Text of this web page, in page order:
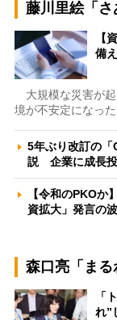
藤川里絵「さ
【
備
大規模な災害が起
境が不安定になっ
5年ぶり改訂の「
説 企業に成長
【令和のPKOか
資拡大」発言の
森口亮「まる
「
れ”